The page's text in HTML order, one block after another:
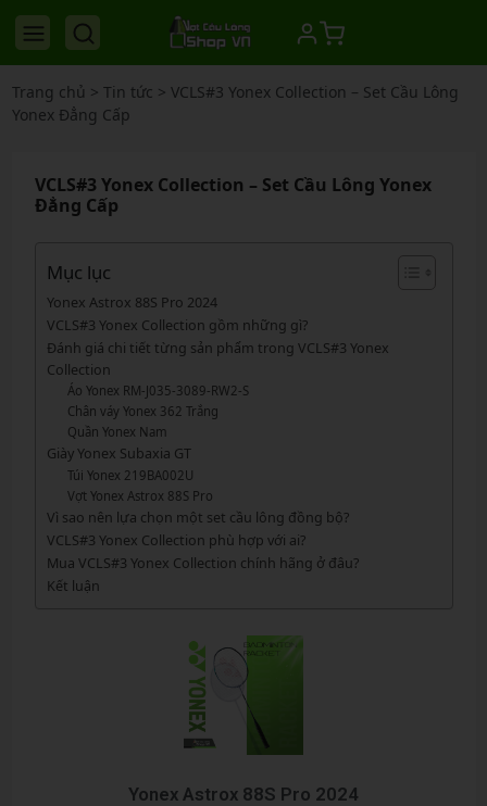
Trang chủ > Tin tức > VCLS#3 Yonex Collection – Set Cầu Lông
Yonex Đẳng Cấp
VCLS#3 Yonex Collection – Set Cầu Lông Yonex
Đẳng Cấp
Mục lục
Yonex Astrox 88S Pro 2024
VCLS#3 Yonex Collection gồm những gì?
Đánh giá chi tiết từng sản phẩm trong VCLS#3 Yonex
Collection
Áo Yonex RM-J035-3089-RW2-S
Chân váy Yonex 362 Trắng
Quần Yonex Nam
Giày Yonex Subaxia GT
Túi Yonex 219BA002U
Vợt Yonex Astrox 88S Pro
Vì sao nên lựa chọn một set cầu lông đồng bộ?
VCLS#3 Yonex Collection phù hợp với ai?
Mua VCLS#3 Yonex Collection chính hãng ở đâu?
Kết luận
Yonex Astrox 88S Pro 2024